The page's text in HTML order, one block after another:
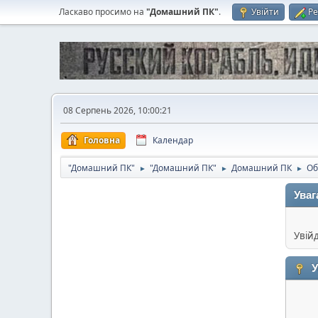
Ласкаво просимо на "Домашний ПК". Увійти
08 Серпень 2026, 10:00:21
Головна Календар
"Домашний ПК" ► "Домашний ПК" ► Домашний ПК ►